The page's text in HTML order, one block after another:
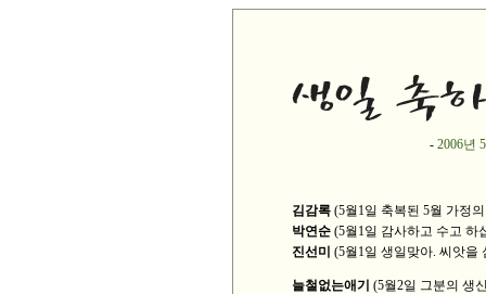
- 2006년
김감록 (5월1일 축복된 5월 가정
박연순 (5월1일 감사하고 수고 하
진선미 (5월1일 생일맞아. 씨앗을
늘철없는애기 (5월2일 그분의 생